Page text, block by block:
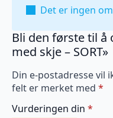
Det er ingen
Bli den første til å
med skje – SORT»
Din e-postadresse vil
felt er merket med *
Vurderingen din *